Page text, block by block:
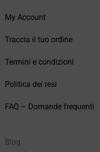
My Account
Traccia il tuo ordine
Termini e condizioni
Politica dei resi
FAQ – Domande frequenti
Blog